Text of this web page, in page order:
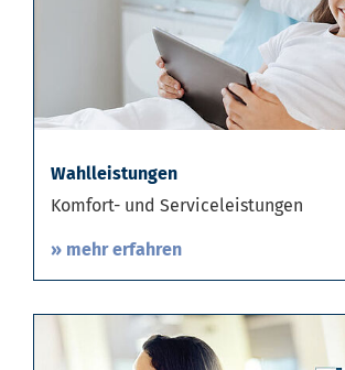
Wahlleistungen
Komfort- und Serviceleistungen
» mehr erfahren